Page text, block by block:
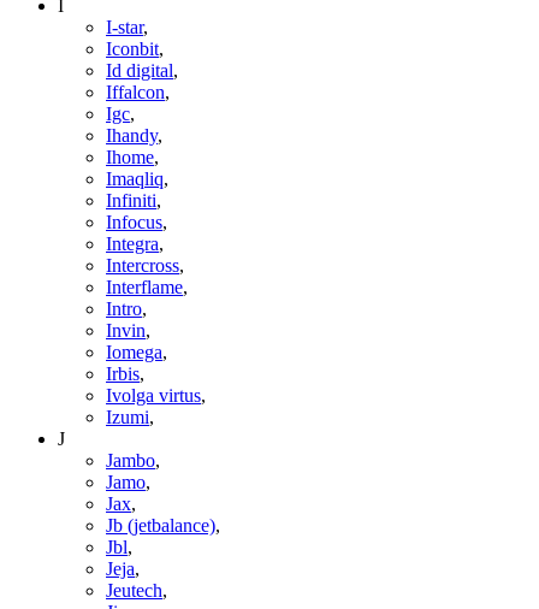
I
I-star,
Iconbit,
Id digital,
Iffalcon,
Igc,
Ihandy,
Ihome,
Imaqliq,
Infiniti,
Infocus,
Integra,
Intercross,
Interflame,
Intro,
Invin,
Iomega,
Irbis,
Ivolga virtus,
Izumi,
J
Jambo,
Jamo,
Jax,
Jb (jetbalance),
Jbl,
Jeja,
Jeutech,